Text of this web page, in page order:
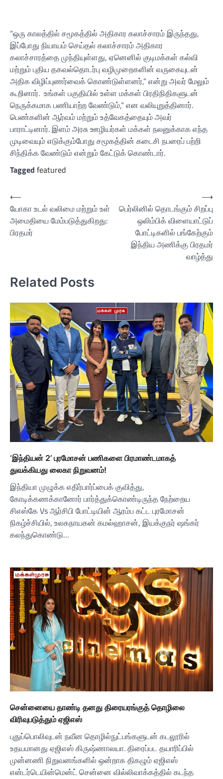
“ஒரு காலத்தில் சமூகத்தில் அதிகார கலாச்சாரம் இருந்தது,
இப்போது நியாயம் செய்தல் கலாச்சாரம் அதிகார
கலாச்சாரத்தை முந்தியுள்ளது, ஏனெனில் குடிமக்கள் கல்வி
மற்றும் புதிய தகவல்தொடர்பு வழிமுறைகளின் வருகையுடன்
அதிக விழிப்புணர்வைக் கொண்டுள்ளனர்,” என்று அவர் மேலும்
கூறினார். உங்கள் பகுதியில் உள்ள மக்கள் பிரதிநிதிகளுடன்
நெருக்கமாக பணியாற்ற வேண்டும்,” என வலியுறுத்தினார்.
பெண்களின் ஆர்வம் மற்றும் உத்வேகத்தையும் அவர்
பாராட்டினார். இளம் அரசு ஊழியர்கள் மக்கள் நலனுக்காக எந்த
முடிவையும் எடுக்கும்போது சமூகத்தின் கடைசி நபரைப் பற்றி
சிந்திக்க வேண்டும் என்றும் கேட்டுக் கொண்டார்.
Tagged featured
Post
navigation
⟵
யோகா உடல் வலிமை மற்றும் உள்
அமைதியை மேம்படுத்துகிறது:
பிரதமர்
பெர்லினில் தொடங்கும் சிறப்பு
ஒலிம்பிக் விளையாட்டுப்
போட்டிகளில் பங்கேற்கும்
இந்திய அணிக்கு பிரதமர்
வாழ்த்து
⟶
Related Posts
‘இந்தியன் 2’ புரமோசன் பணிகளை பிரமாண்டமாகத்
துவக்கியது லைகா நிறுவனம்!
இந்தியா முழுக்க எதிர்பார்ப்பைக் குவித்து,
கோடிக்கணக்கானோர் பார்த்துக்கொண்டிருந்த நேற்றைய
சிஎஸ்கே Vs ஆர்சிபி போட்டியின் ஆரம்ப கட்ட புரமோசன்
நிகழ்ச்சியில், உலகநாயகன் கமல்ஹாசன், இயக்குநர் ஷங்கர்
கலந்துகொண்டு…
சென்னையை தாண்டி தனது திரையரங்குத் தொழிலை
விரிவுபடுத்தும் ஏஜிஎஸ்
புதுப்பொலிவுடன் நவீன தொழில்நுட்பங்களுடன் கடலூரில்
உதயமானது ஏஜிஎஸ் கிருஷ்ணாலயா. திரைப்பட தயாரிப்பில்
முன்னணி நிறுவனங்களில் ஒன்றாக திகழும் ஏஜிஎஸ்
என்டர்டெயின்மென்ட் சென்னை வில்லிவாக்கத்தில் கடந்த